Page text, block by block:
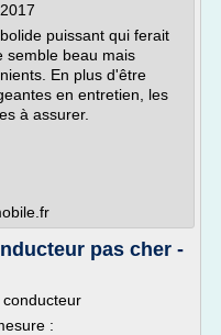
puissant qui ferait
semble beau mais
En plus d'être
en entretien, les
à assurer.
pas cher -
: